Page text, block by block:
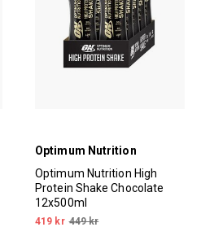
Optimum Nutrition
Optimum Nutrition High
Protein Shake Chocolate
12x500ml
419 kr 449 kr